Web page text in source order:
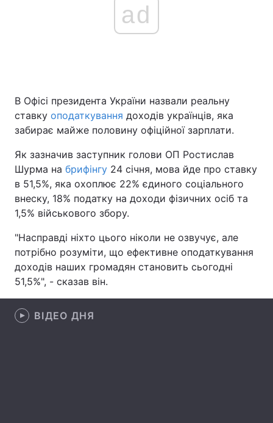
Економіка Світ
Спорт
Техно і зв'язок Лайт
Інциденти
Здоров'я
Цікавинки
Екологія Регіони
Лонгріди
ad
В Офісі президента України назвали реальну
ставку оподаткування доходів українців, яка
забирає майже половину офіційної зарплати.
Як зазначив заступник голови ОП Ростислав
Шурма на брифінгу 24 січня, мова йде про ставку
в 51,5%, яка охоплює 22% єдиного соціального
внеску, 18% податку на доходи фізичних осіб та
1,5% військового збору.
"Насправді ніхто цього ніколи не озвучує, але
потрібно розуміти, що ефективне оподаткування
доходів наших громадян становить сьогодні
51,5%", - сказав він.
ВІДЕО ДНЯ